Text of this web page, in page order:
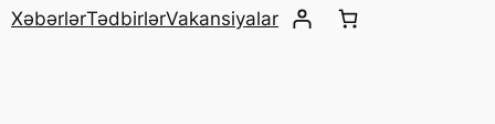
XəbərlərTədbirlərVakansiyalar